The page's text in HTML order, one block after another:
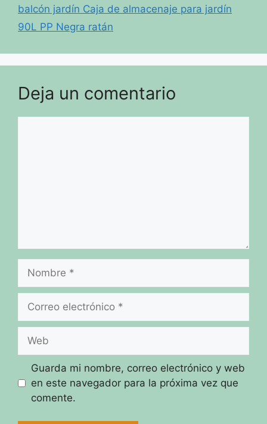
balcón jardín Caja de almacenaje para jardín
90L PP Negra ratán
Deja un comentario
Nombre
Correo
Web
Guarda mi nombre, correo electrónico y web
en este navegador para la próxima vez que
comente.